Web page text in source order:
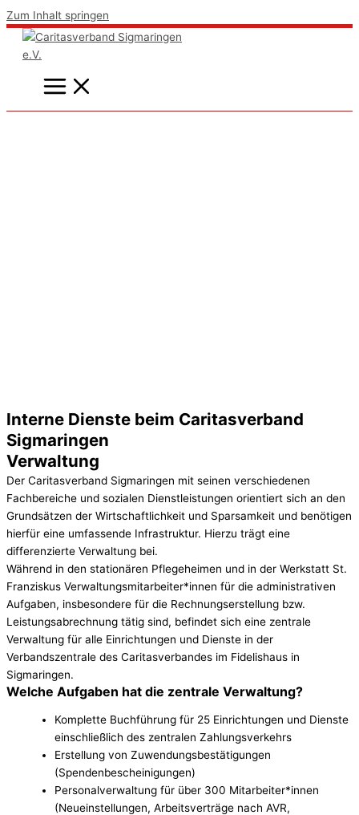
Zum Inhalt springen
Interne Dienste beim Caritasverband
Sigmaringen
Verwaltung
Der Caritasverband Sigmaringen mit seinen verschiedenen
Fachbereiche und sozialen Dienstleistungen orientiert sich an den
Grundsätzen der Wirtschaftlichkeit und Sparsamkeit und benötigen
hierfür eine umfassende Infrastruktur. Hierzu trägt eine
differenzierte Verwaltung bei.
Während in den stationären Pflegeheimen und in der Werkstatt St.
Franziskus Verwaltungsmitarbeiter*innen für die administrativen
Aufgaben, insbesondere für die Rechnungserstellung bzw.
Leistungsabrechnung tätig sind, befindet sich eine zentrale
Verwaltung für alle Einrichtungen und Dienste in der
Verbandszentrale des Caritasverbandes im Fidelishaus in
Sigmaringen.
Welche Aufgaben hat die zentrale Verwaltung?
Komplette Buchführung für 25 Einrichtungen und Dienste
einschließlich des zentralen Zahlungsverkehrs
Erstellung von Zuwendungsbestätigungen
(Spendenbescheinigungen)
Personalverwaltung für über 300 Mitarbeiter*innen
(Neueinstellungen, Arbeitsverträge nach AVR,